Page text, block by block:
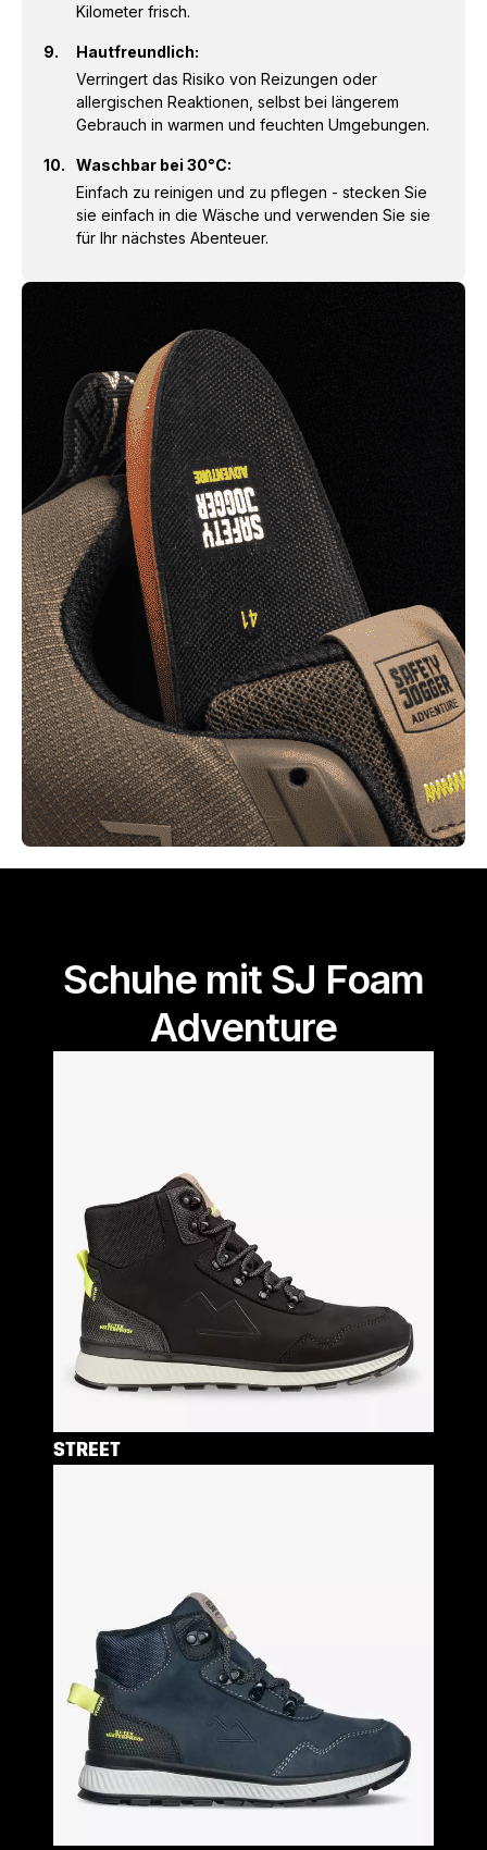
Kilometer frisch.
Hautfreundlich:
Verringert das Risiko von Reizungen oder
allergischen Reaktionen, selbst bei längerem
Gebrauch in warmen und feuchten Umgebungen.
Waschbar bei 30°C:
Einfach zu reinigen und zu pflegen - stecken Sie
sie einfach in die Wäsche und verwenden Sie sie
für Ihr nächstes Abenteuer.
Schuhe mit SJ Foam
Adventure
STREET